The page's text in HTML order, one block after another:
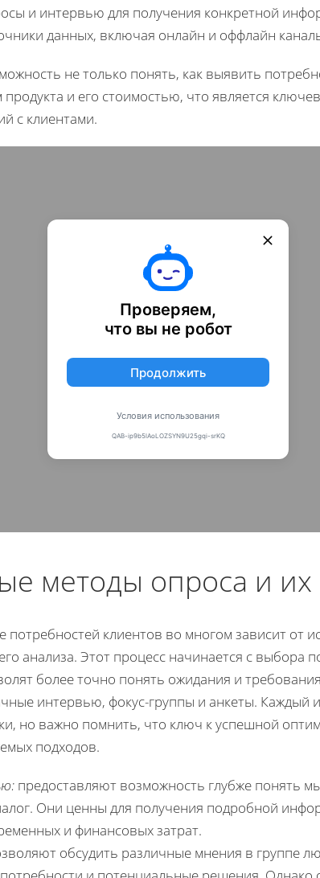
и интервью для получения конкретной
данных, включая онлайн и оффлайн
не только понять, как выявить
продукта и его стоимостью, что является
с клиентами.
методы опроса и их
клиентов во многом зависит от
анализа. Этот процесс начинается с выбора
более точно понять ожидания и
интервью, фокус-группы и анкеты. Каждый
но важно помнить, что ключ к успешной
подходов.
предоставляют возможность глубже понять
Они ценны для получения подробной
и финансовых затрат.
обсудить различные мнения в группе